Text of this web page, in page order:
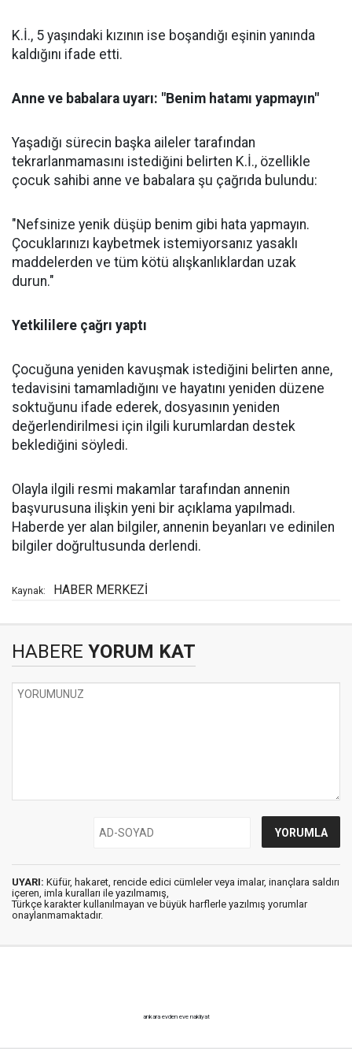
K.İ., 5 yaşındaki kızının ise boşandığı eşinin yanında
kaldığını ifade etti.
Anne ve babalara uyarı: "Benim hatamı yapmayın"
Yaşadığı sürecin başka aileler tarafından
tekrarlanmamasını istediğini belirten K.İ., özellikle
çocuk sahibi anne ve babalara şu çağrıda bulundu:
"Nefsinize yenik düşüp benim gibi hata yapmayın.
Çocuklarınızı kaybetmek istemiyorsanız yasaklı
maddelerden ve tüm kötü alışkanlıklardan uzak
durun."
Yetkililere çağrı yaptı
Çocuğuna yeniden kavuşmak istediğini belirten anne,
tedavisini tamamladığını ve hayatını yeniden düzene
soktuğunu ifade ederek, dosyasının yeniden
değerlendirilmesi için ilgili kurumlardan destek
beklediğini söyledi.
Olayla ilgili resmi makamlar tarafından annenin
başvurusuna ilişkin yeni bir açıklama yapılmadı.
Haberde yer alan bilgiler, annenin beyanları ve edinilen
bilgiler doğrultusunda derlendi.
Kaynak: HABER MERKEZİ
HABERE YORUM KAT
UYARI: Küfür, hakaret, rencide edici cümleler veya imalar, inançlara saldırı
içeren, imla kuralları ile yazılmamış,
Türkçe karakter kullanılmayan ve büyük harflerle yazılmış yorumlar
onaylanmamaktadır.
ankara evden eve nakliyat